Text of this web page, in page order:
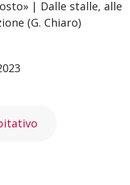
| Dalle stalle, alle
(G. Chiaro)